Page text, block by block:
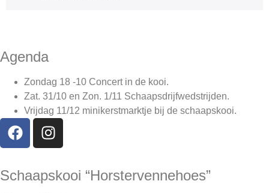
Agenda
Zondag 18 -10 Concert in de kooi.
Zat. 31/10 en Zon. 1/11 Schaapsdrijfwedstrijden.
Vrijdag 11/12 minikerstmarktje bij de schaapskooi.
Schaapskooi “Horstervennehoes”